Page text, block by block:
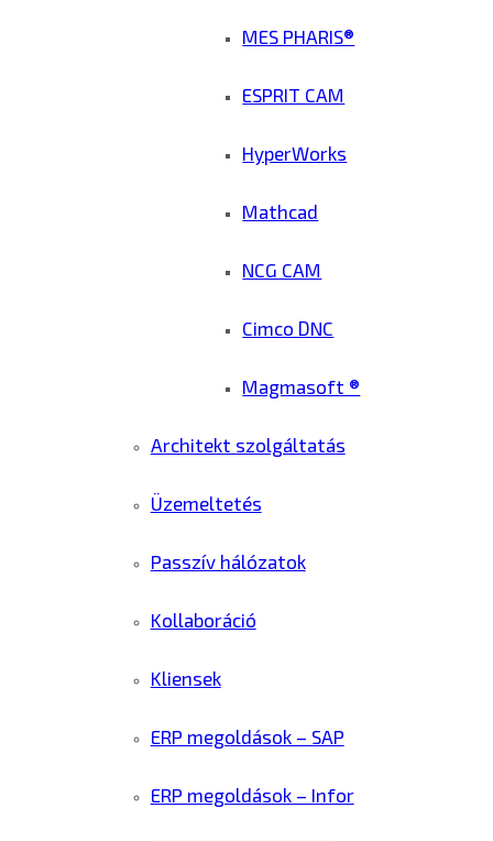
MES PHARIS®
ESPRIT CAM
HyperWorks
Mathcad
NCG CAM
Cimco DNC
Magmasoft ®
Architekt szolgáltatás
Üzemeltetés
Passzív hálózatok
Kollaboráció
Kliensek
ERP megoldások – SAP
ERP megoldások – Infor